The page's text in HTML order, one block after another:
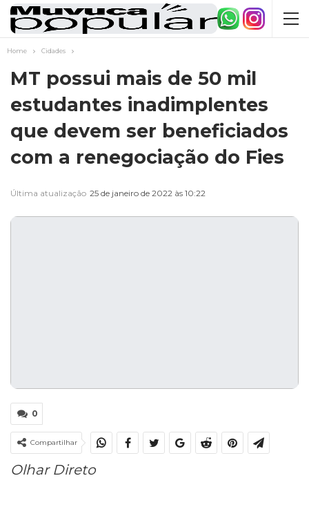
Home Cidades
MT possui mais de 50 mil
estudantes inadimplentes
que devem ser beneficiados
com a renegociação do Fies
Última atualização 25 de janeiro de 2022 às 10:22
0
Compartilhar
Olhar Direto